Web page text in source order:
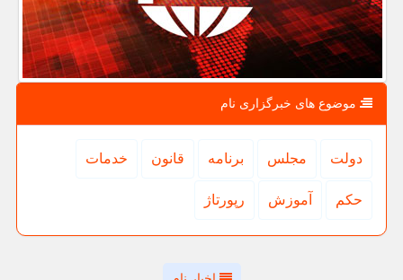
موضوع های خبرگزاری نام
دولت مجلس برنامه قانون خدمات
حكم آموزش رپورتاژ